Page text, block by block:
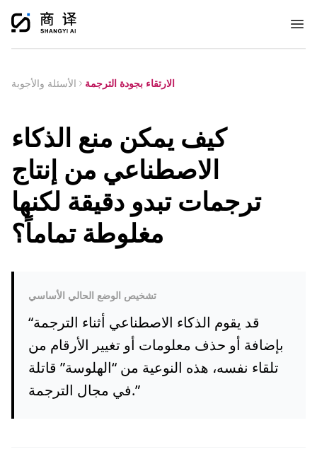
الأسئلة والأجوبة الارتقاء بجودة الترجمة
كيف يمكن منع الذكاء
الاصطناعي من إنتاج
ترجمات تبدو دقيقة لكنها
مغلوطة تماماً؟
تشخيص الوضع الحالي الأساسي
“قد يقوم الذكاء الاصطناعي أثناء الترجمة
بإضافة أو حذف معلومات أو تغيير الأرقام من
تلقاء نفسه، هذه النوعية من “الهلوسة” قاتلة
في مجال الترجمة.”